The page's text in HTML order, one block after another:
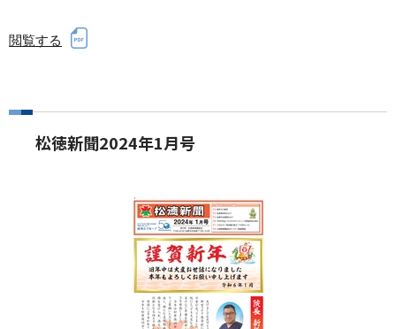
閲覧する
松徳新聞2024年1月号